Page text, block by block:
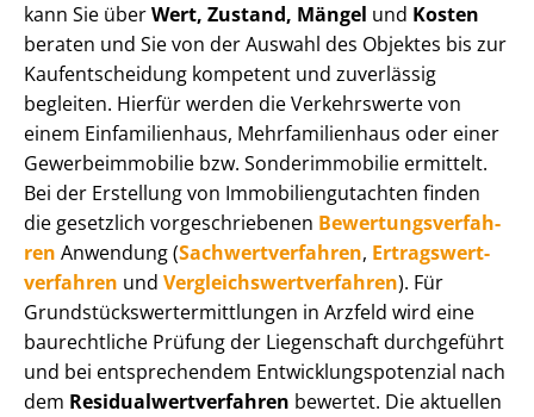
kann Sie überWert, Zustand, Mängel und Kosten
beraten und Sie von der Auswahl des Objektes bis zur
Kauf­ent­schei­dung kompetent und zuverlässig
begleiten. Hierfür werden die Verkehrswerte von
einem Einfamilienhaus, Mehr­fa­mi­li­en­haus oder einer
Ge­wer­be­im­mo­bi­lie bzw. Sonderimmobilie ermittelt.
Bei der Erstellung von Im­mo­bi­li­en­gut­ach­ten finden
die gesetzlich vor­ge­schrie­be­nen Be­wer­tungs­ver­fah­
ren Anwendung (Sach­wert­ver­fah­ren, Er­trags­wert­
ver­fah­ren und Ver­gleichs­wert­ver­fah­ren). Für
Grund­stücks­wert­ermitt­lun­gen in Arzfeld wird eine
baurechtliche Prüfung der Liegenschaft durchgeführt
und bei entsprechendem Ent­wick­lungs­po­ten­zi­al nach
dem Re­si­du­al­wert­ver­fah­ren bewertet. Die aktuellen